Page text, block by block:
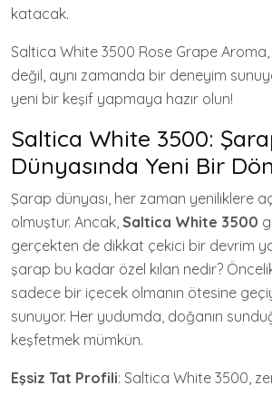
katacak.
Saltica White 3500 Rose Grape
değil, aynı zamanda bir deneyim
yeni bir keşif yapmaya hazır olun!
Saltica White 3500:
Dünyasında Yeni Bir
Şarap dünyası, her zaman yeniliklere
olmuştur. Ancak, Saltica White 3500
gerçekten de dikkat çekici bir devrim
şarap bu kadar özel kılan nedir?
sadece bir içecek olmanın ötesine
sunuyor. Her yudumda, doğanın
keşfetmek mümkün.
Eşsiz Tat Profili: Saltica White 3500,